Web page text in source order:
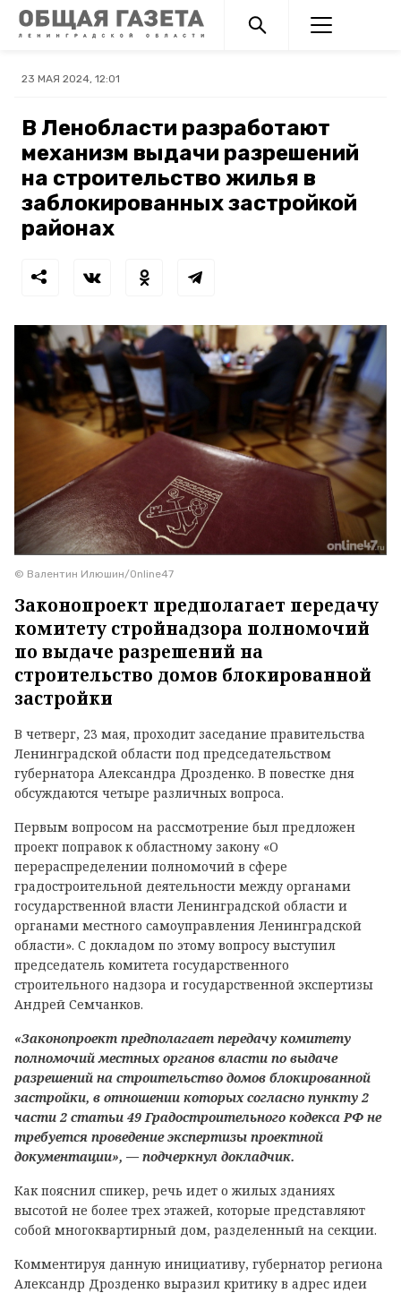
23 МАЯ 2024, 12:01
В Ленобласти разработают
механизм выдачи разрешений
на строительство жилья в
заблокированных застройкой
районах
© Валентин Илюшин/Online47
Законопроект предполагает передачу
комитету стройнадзора полномочий
по выдаче разрешений на
строительство домов блокированной
застройки
В четверг, 23 мая, проходит заседание правительства
Ленинградской области под председательством
губернатора Александра Дрозденко. В повестке дня
обсуждаются четыре различных вопроса.
Первым вопросом на рассмотрение был предложен
проект поправок к областному закону «О
перераспределении полномочий в сфере
градостроительной деятельности между органами
государственной власти Ленинградской области и
органами местного самоуправления Ленинградской
области». С докладом по этому вопросу выступил
председатель комитета государственного
строительного надзора и государственной экспертизы
Андрей Семчанков.
«Законопроект предполагает передачу комитету
полномочий местных органов власти по выдаче
разрешений на строительство домов блокированной
застройки, в отношении которых согласно пункту 2
части 2 статьи 49 Градостроительного кодекса РФ не
требуется проведение экспертизы проектной
документации», — подчеркнул докладчик.
Как пояснил спикер, речь идет о жилых зданиях
высотой не более трех этажей, которые представляют
собой многоквартирный дом, разделенный на секции.
Комментируя данную инициативу, губернатор региона
Александр Дрозденко выразил критику в адрес идеи